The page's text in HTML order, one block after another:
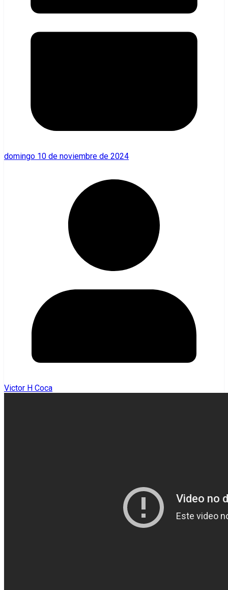
domingo 10 de noviembre de 2024
Victor H Coca